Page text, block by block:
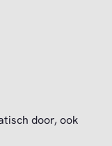
door, ook